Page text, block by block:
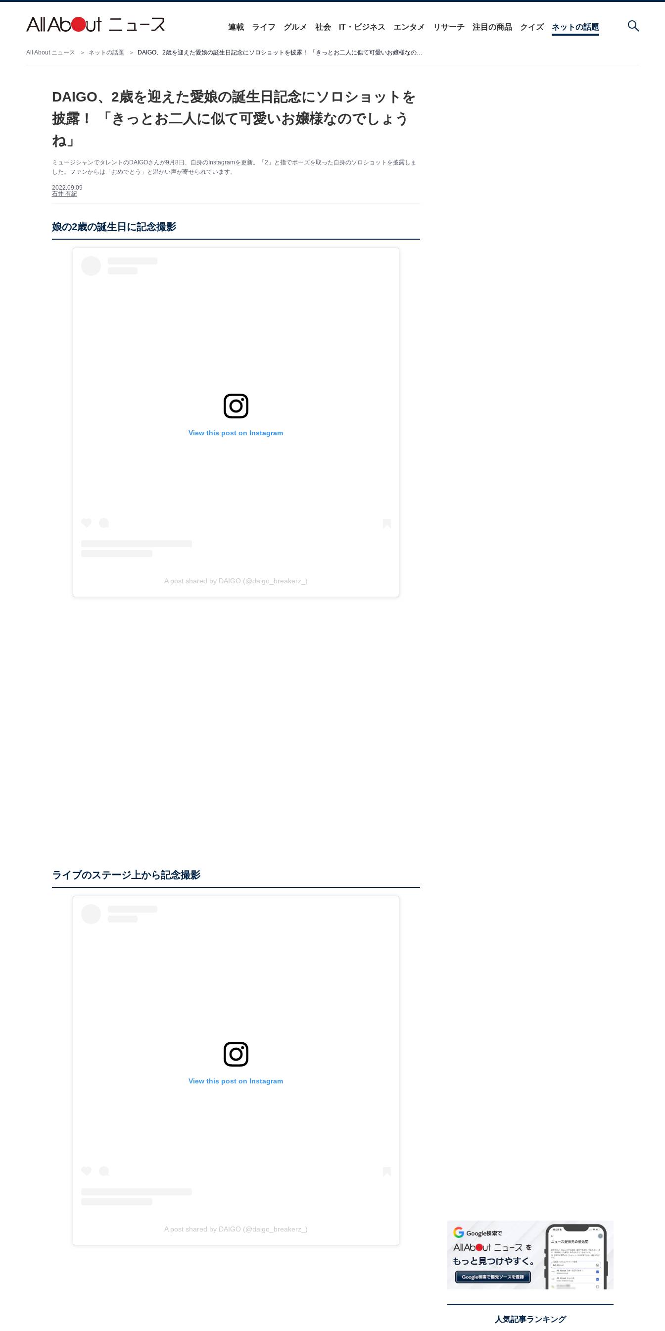
連載 ライフ グルメ 社会 IT・ビジネス エンタメ リサーチ 注目の商品 クイズ ネットの話題
All About ニュース ネットの話題 DAIGO、2歳を迎えた愛娘の誕生日記念にソロショットを披露！ 「きっとお二人に似て可愛いお嬢様なのでしょうね」
DAIGO、2歳を迎えた愛娘の誕生日記念にソロショットを
披露！ 「きっとお二人に似て可愛いお嬢様なのでしょう
ね」
ミュージシャンでタレントのDAIGOさんが9月8日、自身のInstagramを更新。「2」と指でポーズを取った自身のソロショットを披露しま
した。ファンからは「おめでとう」と温かい声が寄せられています。
2022.09.09
石井 有紀
娘の2歳の誕生日に記念撮影
View this post on Instagram
A post shared by DAIGO (@daigo_breakerz_)
ライブのステージ上から記念撮影
View this post on Instagram
A post shared by DAIGO (@daigo_breakerz_)